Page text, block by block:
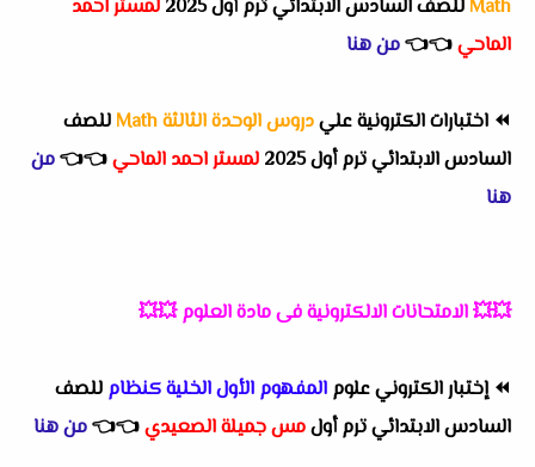
Math للصف السادس الابتدائي ترم أول 2025
لمستر احمد
الماحي👈
👈من هنا
⏪ اختبارات الكترونية عليدروس الوحدة الثالثة Math
للصف
السادس الابتدائي ترم أول 2025
لمستر احمد الماحي👈
👈من
هنا
💥💥الامتحانات الالكترونية فى مادة العلوم 💥💥
⏪إختبار الكتروني علوم المفهوم الأول الخلية كنظام للصف
السادس الابتدائي ترم أولمس جميلة الصعيدي👈
👈من هنا